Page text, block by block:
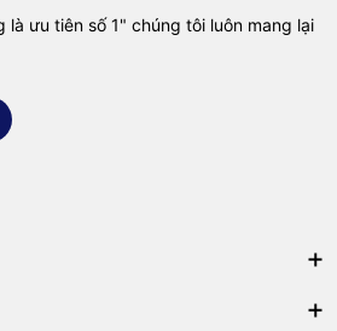
là ưu tiên số 1" chúng tôi luôn mang lại